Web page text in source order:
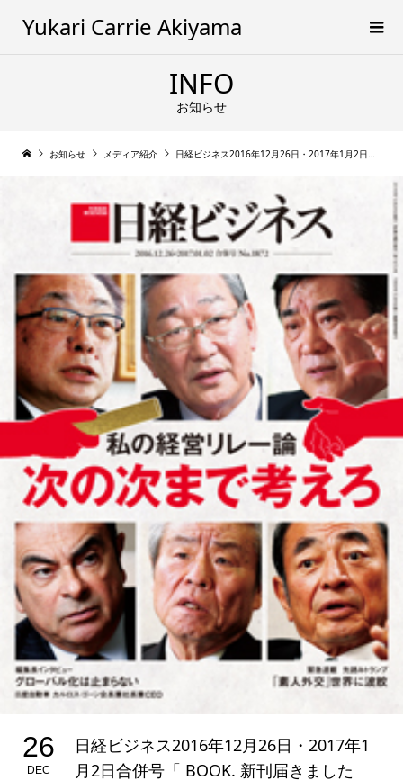
Yukari Carrie Akiyama
INFO
お知らせ
お知らせ メディア紹介 日経ビジネス2016年12月26日・2017年1月2日合併号「 BOOK. 新刊届きました 「問い」を磨けば、人も自分も大きく変わる」
26
DEC
日経ビジネス2016年12月26日・2017年1
月2日合併号「 BOOK. 新刊届きました